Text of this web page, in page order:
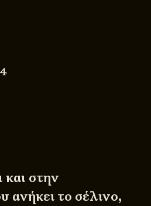
και στην
ανήκει το σέλινο,